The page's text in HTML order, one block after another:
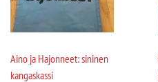
Aino ja Hajonneet: sininen
kangaskassi